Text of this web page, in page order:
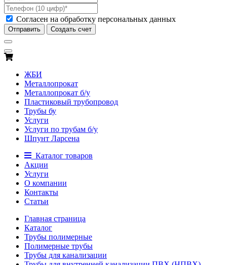
Согласен на обработку персональных данных
Отправить Создать счет
ЖБИ
Металлопрокат
Металлопрокат б/у
Пластиковый трубопровод
Трубы бу
Услуги
Услуги по трубам б/у
Шпунт Ларсена
Каталог товаров
Акции
Услуги
О компании
Контакты
Статьи
Главная страница
Каталог
Трубы полимерные
Полимерные трубы
Трубы для канализации